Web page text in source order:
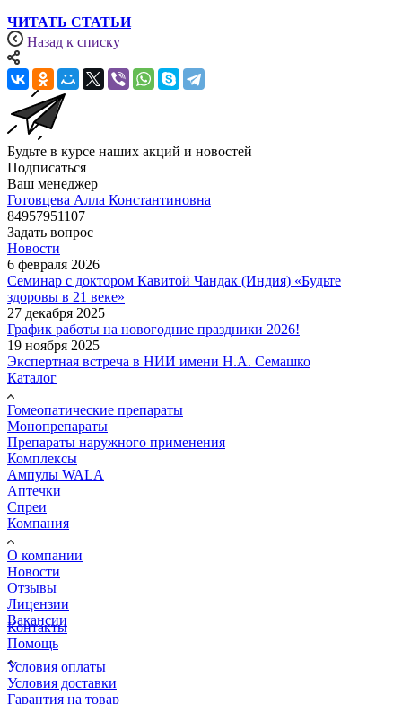
ЧИТАТЬ СТАТЬИ
Назад к списку
Будьте в курсе наших акций и новостей
Подписаться
Ваш менеджер
Готовцева Алла Константиновна
84957951107
Задать вопрос
Новости
6 февраля 2026
Семинар с доктором Кавитой Чандак (Индия) «Будьте
здоровы в 21 веке»
27 декабря 2025
График работы на новогодние праздники 2026!
19 ноября 2025
Экспертная встреча в НИИ имени Н.А. Семашко
Каталог
Гомеопатические препараты
Монопрепараты
Препараты наружного применения
Комплексы
Ампулы WALA
Аптечки
Спреи
Компания
О компании
Новости
Отзывы
Лицензии
Вакансии
Контакты
Помощь
Условия оплаты
Условия доставки
Гарантия на товар